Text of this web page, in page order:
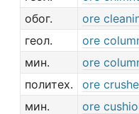
обог.
ore
геол.
ore
мин.
ore
политех.
ore
мин.
ore